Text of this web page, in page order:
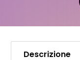
Descrizione